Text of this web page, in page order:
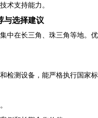
术支持能力。
与选择建议
中在长三角、珠三角等地。优
检测设备，能严格执行国家标